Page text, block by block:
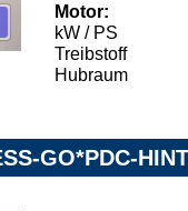
Motor:
kW / PS
Treibstoff
Hubraum
GO*PDC-